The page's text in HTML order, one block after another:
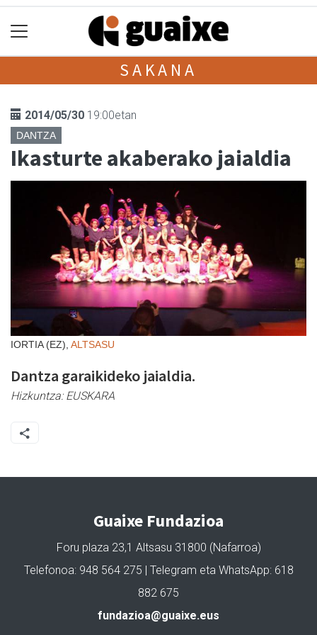
SAKANA
2014/05/30 19:00etan
DANTZA
Ikasturte akaberako jaialdia
IORTIA (EZ), ALTSASU
Dantza garaikideko jaialdia.
Hizkuntza:EUSKARA
Guaixe Fundazioa
Foru plaza 23,1 Altsasu 31800 (Nafarroa)
Telefonoa: 948 564 275 | Telegram eta WhatsApp: 618
882 675
fundazioa@guaixe.eus